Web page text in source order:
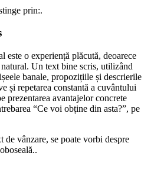
prin:.
este o experiență plăcută, deoarece
Un text bine scris, utilizând
banale, propozițiile și descrierile
și repetarea constantă a cuvântului
prezentarea avantajelor concrete
“Ce voi obține din asta?”, pe
vânzare, se poate vorbi despre